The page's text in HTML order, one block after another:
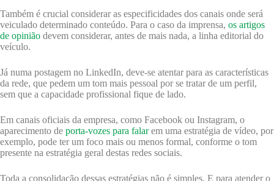
Também é crucial considerar as especificidades dos canais onde será
veiculado determinado conteúdo. Para o caso da imprensa, os artigos
de opinião devem considerar, antes de mais nada, a linha editorial do
veículo.
Já numa postagem no LinkedIn, deve-se atentar para as características
da rede, que pedem um tom mais pessoal por se tratar de um perfil,
sem que a capacidade profissional fique de lado.
Em canais oficiais da empresa, como Facebook ou Instagram, o
aparecimento de porta-vozes para falarem uma estratégia de vídeo, por
exemplo, pode ter um foco mais ou menos formal, conforme o tom
presente na estratégia geral destas redes sociais.
Toda a consolidação dessas estratégias não é simples. E para atender o